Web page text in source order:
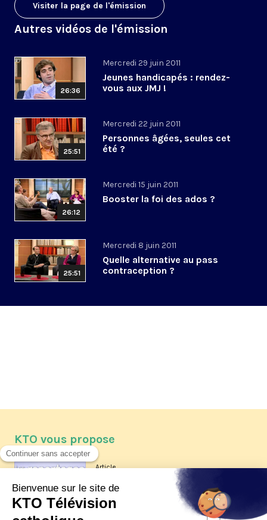
Visiter la page de l'émission
Autres vidéos de l'émission
26:36
Mercredi 29 juin 2011
Jeunes handicapés : rendez-
vous aux JMJ !
25:51
Mercredi 22 juin 2011
Personnes âgées, seules cet
été ?
26:12
Mercredi 15 juin 2011
Booster la foi des ados ?
25:51
Mercredi 8 juin 2011
Quelle alternative au pass
contraception ?
KTO vous propose
Article
Les reportages d'été 2026 de KTO